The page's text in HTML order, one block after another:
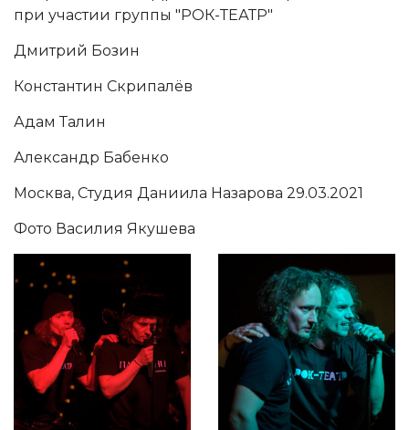
при участии группы "РОК-ТЕАТР"
Дмитрий Бозин
Константин Скрипалёв
Адам Талин
Александр Бабенко
Москва, Студия Даниила Назарова 29.03.2021
Фото Василия Якушева